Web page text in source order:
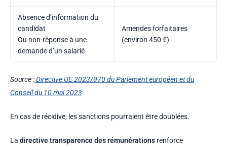
Absence d’information du
candidat
Ou non-réponse à une
demande d’un salarié
Amendes forfaitaires
(environ 450 €)
Source :Directive UE 2023/970 du Parlement européen et du
Conseil du 10 mai 2023
En cas de récidive, les sanctions pourraient être doublées.
La directive transparence des rémunérations renforce